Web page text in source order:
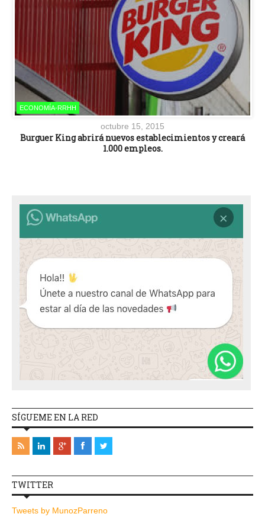
ECONOMÍA-RRHH
octubre 15, 2015
Burguer King abrirá nuevos establecimientos y creará
1.000 empleos.
SÍGUEME EN LA RED
TWITTER
Tweets by MunozParreno